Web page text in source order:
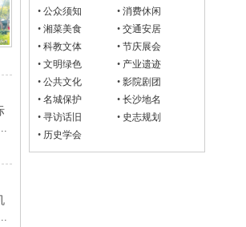
• 公众须知 • 消费休闲
• 湘菜美食 • 交通安居
• 科教文体 • 节庆展会
• 文明绿色 • 产业遗迹
• 公共文化 • 影院剧团
• 名城保护 • 长沙地名
• 寻访话旧 • 史志规划
• 历史学会